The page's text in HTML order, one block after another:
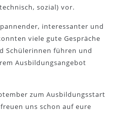
sozial) vor.
interessanter und
viele gute Gespräche
Schülerinnen führen und
Ausbildungsangebot
zum Ausbildungsstart
uns schon auf eure